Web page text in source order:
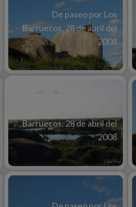
De paseo por Los
Barruecos, 28 de abril del
2008
Barruecos, 28 de abril del
2008